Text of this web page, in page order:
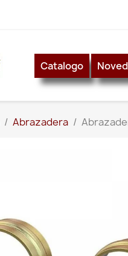
Catalogo
Abrazadera